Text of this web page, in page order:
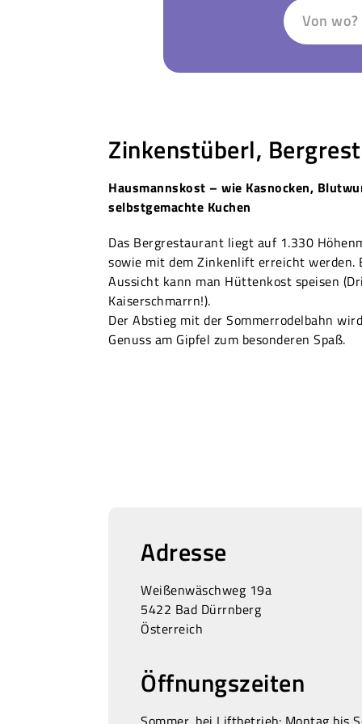
Von wo?
Zinkenstüberl,
Hausmannskost – wie Kasnocken,
selbstgemachte Kuchen
Das Bergrestaurant liegt auf 1.330
sowie mit dem Zinkenlift erreicht werden.
Aussicht kann man Hüttenkost speisen
Kaiserschmarrn!).
Der Abstieg mit der Sommerrodelbahn
Genuss am Gipfel zum besonderen Spaß.
Adresse
Weißenwäschweg 19a
5422 Bad Dürrnberg
Österreich
Öffnungszeiten